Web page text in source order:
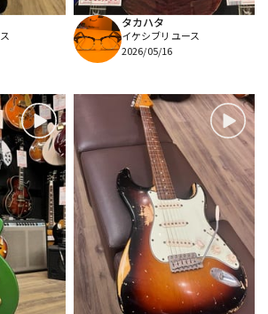
タカハタ
イケシブリユース
2026/05/16